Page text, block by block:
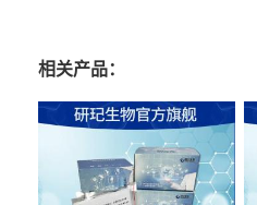
相关产品：